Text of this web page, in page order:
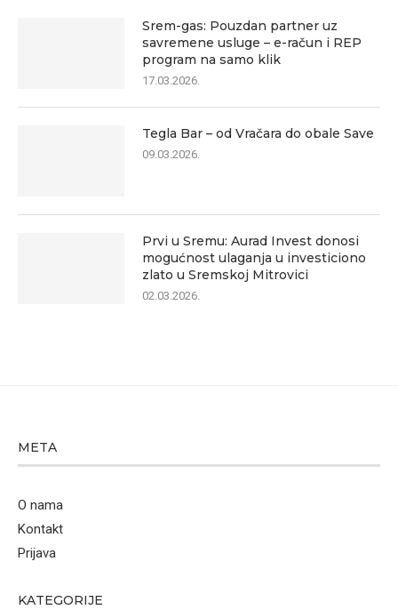
Srem-gas: Pouzdan partner uz
savremene usluge – e-račun i REP
program na samo klik
17.03.2026.
Tegla Bar – od Vračara do obale Save
09.03.2026.
Prvi u Sremu: Aurad Invest donosi
mogućnost ulaganja u investiciono
zlato u Sremskoj Mitrovici
02.03.2026.
META
O nama
Kontakt
Prijava
KATEGORIJE